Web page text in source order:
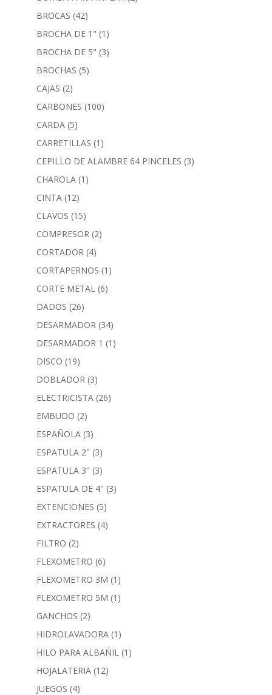
BROCAS (42)
BROCHA DE 1" (1)
BROCHA DE 5" (3)
BROCHAS (5)
CAJAS (2)
CARBONES (100)
CARDA (5)
CARRETILLAS (1)
CEPILLO DE ALAMBRE 64 PINCELES (3)
CHAROLA (1)
CINTA (12)
CLAVOS (15)
COMPRESOR (2)
CORTADOR (4)
CORTAPERNOS (1)
CORTE METAL (6)
DADOS (26)
DESARMADOR (34)
DESARMADOR 1 (1)
DISCO (19)
DOBLADOR (3)
ELECTRICISTA (26)
EMBUDO (2)
ESPAÑOLA (3)
ESPATULA 2" (3)
ESPATULA 3" (3)
ESPATULA DE 4" (3)
EXTENCIONES (5)
EXTRACTORES (4)
FILTRO (2)
FLEXOMETRO (6)
FLEXOMETRO 3M (1)
FLEXOMETRO 5M (1)
GANCHOS (2)
HIDROLAVADORA (1)
HILO PARA ALBAÑIL (1)
HOJALATERIA (12)
JUEGOS (4)